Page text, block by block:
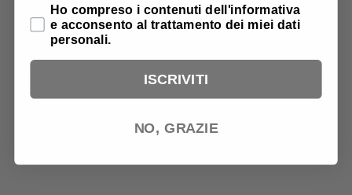
Ancora nessuna recensione
Privacy Policy
Ho compreso i contenuti dell'informativa
e acconsento al trattamento dei miei dati
personali.
ISCRIVITI
NO, GRAZIE